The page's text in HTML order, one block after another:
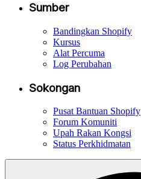
Sumber
Bandingkan Shopify
Kursus
Alat Percuma
Log Perubahan
Sokongan
Pusat Bantuan Shopify
Forum Komuniti
Upah Rakan Kongsi
Status Perkhidmatan